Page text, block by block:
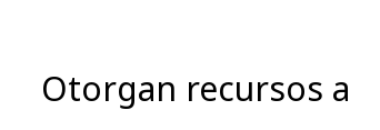
Otorgan recursos a